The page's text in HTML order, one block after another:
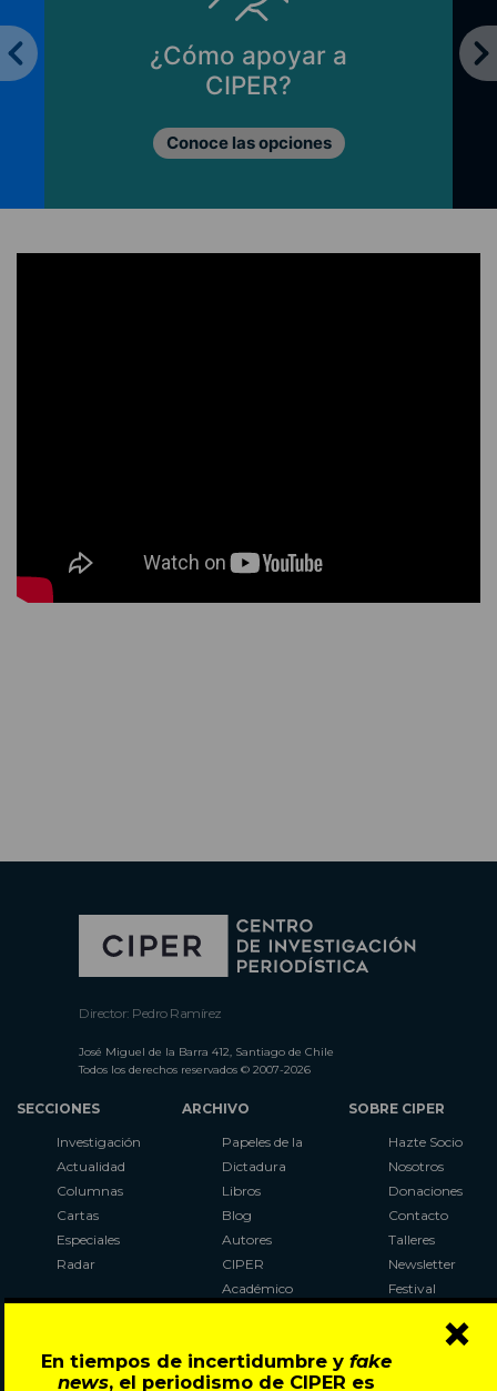
En tiempos de incertidumbre y fake
news, el periodismo de CIPER es
×
¿Cómo apoyar a
CIPER?
Conoce las opciones
Director: Pedro Ramírez
José Miguel de la Barra 412, Santiago de Chile
Todos los derechos reservados © 2007-2026
SECCIONES
Investigación
Actualidad
Columnas
Cartas
Especiales
Radar
ARCHIVO
Papeles de la
Dictadura
Libros
Blog
Autores
CIPER
Académico
Al Plebiscito
con CIPER
SOBRE CIPER
Hazte Socio
Nosotros
Donaciones
Contacto
Talleres
Newsletter
Festival